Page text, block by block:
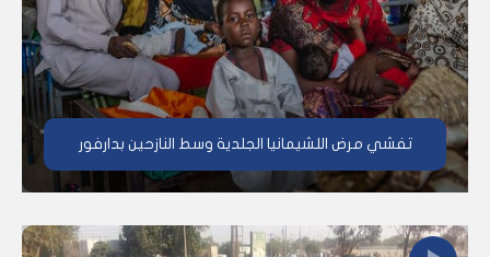
تفشي مرض اللشيمانيا الجلدية وسط النازحين بدارفور